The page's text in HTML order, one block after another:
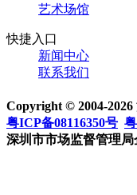
艺术场馆
快捷入口
新闻中心
联系我们
Copyright © 2004-
粤ICP备08116350号
深圳市市场监督管理